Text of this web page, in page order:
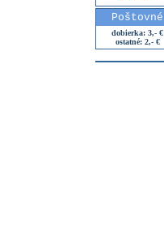
Poštovné
dobierka: 3,- €
ostatné: 2,- €